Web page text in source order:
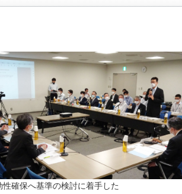
性確保へ基準の検討に着手した